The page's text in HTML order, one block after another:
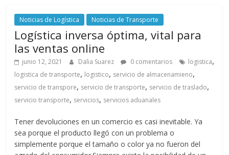
Noticias de Logística Noticias de Transporte
Logística inversa óptima, vital para
las ventas online
junio 12, 2021 Dalia Suarez 0 comentarios logistica,
logistica de transporte, logistico, servicio de almacenamieno,
servicio de transpore, servicio de transporte, servicio de traslado,
servicio transporte, servicios, servicios aduanales
Tener devoluciones en un comercio es casi inevitable. Ya
sea porque el producto llegó con un problema o
simplemente porque el tamaño o color ya no fueron del